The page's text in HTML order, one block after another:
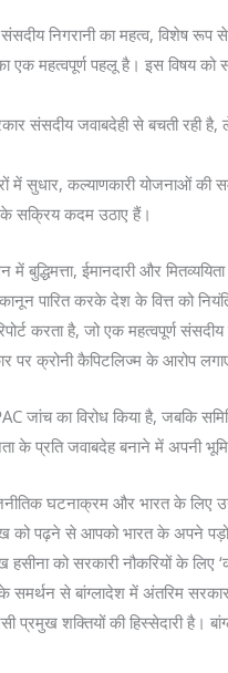
निगरानी का महत्व, विशेष रूप से
महत्वपूर्ण पहलू है। इस विषय
जवाबदेही से बचती रही है,
सुधार, कल्याणकारी योजनाओं की
सक्रिय कदम उठाए हैं।
बुद्धिमत्ता, ईमानदारी और
पारित करके देश के वित्त को
करता है, जो एक महत्वपूर्ण
पर क्रोनी कैपिटलिज्म के आरोप
जांच का विरोध किया है, जबकि
के प्रति जवाबदेह बनाने में अपनी
घटनाक्रम और भारत के लिए
को पढ़ने से आपको भारत के अपने
को सरकारी नौकरियों के
समर्थन से बांग्लादेश में अंतरिम
शक्तियों की हिस्सेदारी है।